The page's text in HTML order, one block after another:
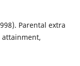
Parental extra
attainment,